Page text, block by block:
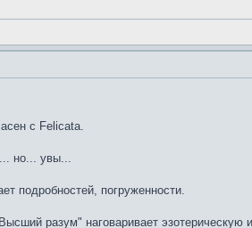
с Felicata.
но... увы...
подробностей, погруженности.
разум" наговаривает